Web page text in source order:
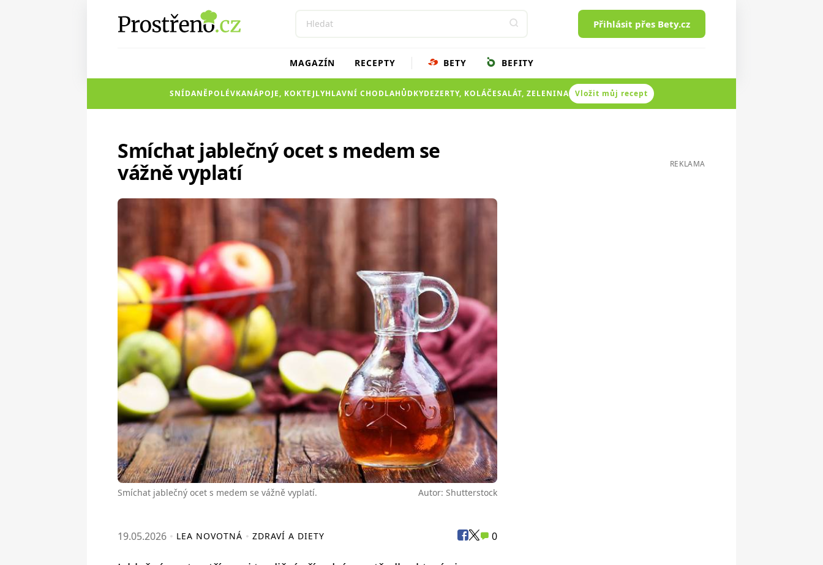
Přihlásit přes Bety.cz
MAGAZÍN RECEPTY BETY BEFITY
SNÍDANĚPOLÉVKANÁPOJE, KOKTEJLYHLAVNÍ CHODLAHŮDKYDEZERTY, KOLÁČESALÁT, ZELENINA Vložit můj recept
Smíchat jablečný ocet s medem se
vážně vyplatí
Smíchat jablečný ocet s medem se vážně vyplatí. Autor: Shutterstock
19.05.2026 LEA NOVOTNÁ ZDRAVÍ A DIETY 0
REKLAMA